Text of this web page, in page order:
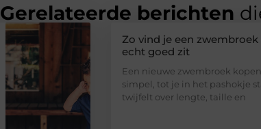
Gerelateerde berichten
Zo vind je een zwembroek
echt goed zit
Een nieuwe zwembroek
simpel, tot je in het pashokje
twijfelt over lengte, taille en